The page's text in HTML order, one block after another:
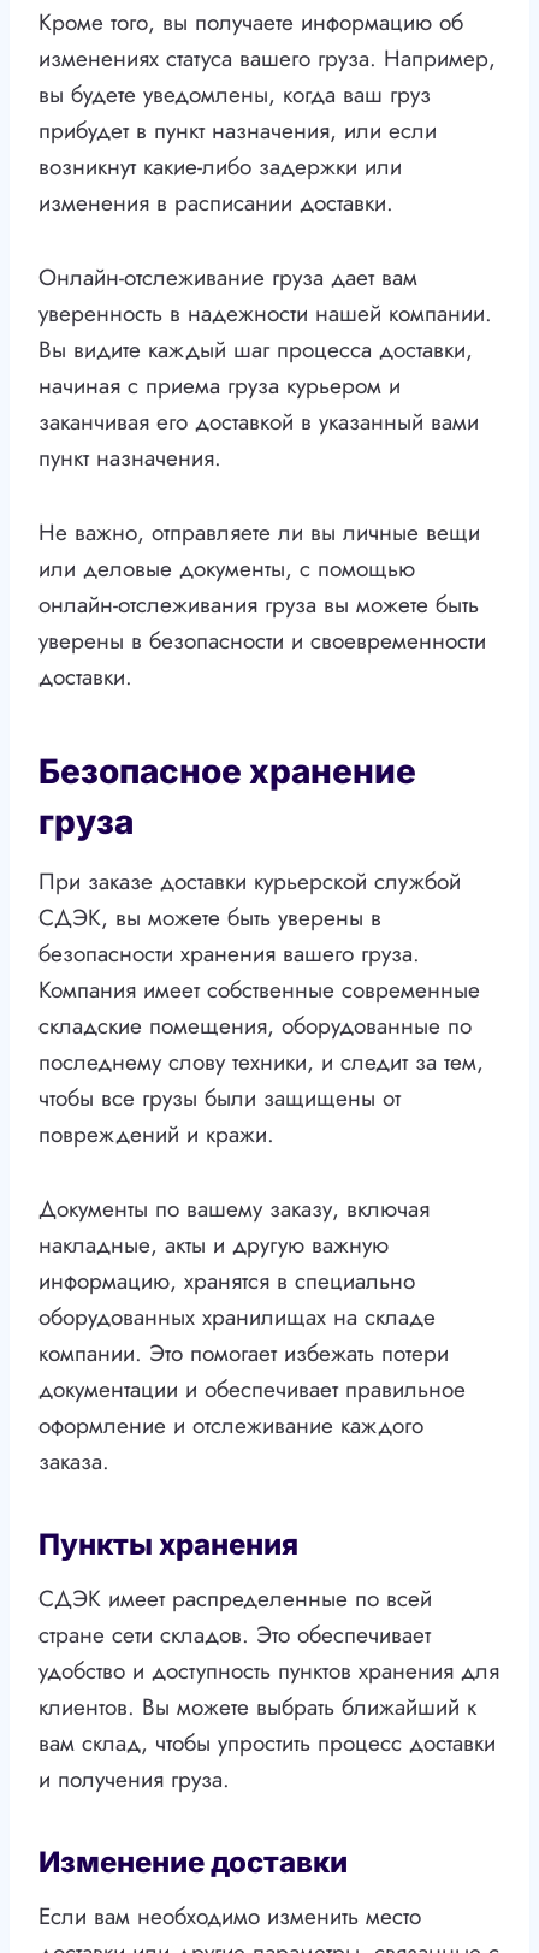
Кроме того, вы получаете информацию об
изменениях статуса вашего груза. Например,
вы будете уведомлены, когда ваш груз
прибудет в пункт назначения, или если
возникнут какие-либо задержки или
изменения в расписании доставки.
Онлайн-отслеживание груза дает вам
уверенность в надежности нашей компании.
Вы видите каждый шаг процесса доставки,
начиная с приема груза курьером и
заканчивая его доставкой в указанный вами
пункт назначения.
Не важно, отправляете ли вы личные вещи
или деловые документы, с помощью
онлайн-отслеживания груза вы можете быть
уверены в безопасности и своевременности
доставки.
Безопасное хранение
груза
При заказе доставки курьерской службой
СДЭК, вы можете быть уверены в
безопасности хранения вашего груза.
Компания имеет собственные современные
складские помещения, оборудованные по
последнему слову техники, и следит за тем,
чтобы все грузы были защищены от
повреждений и кражи.
Документы по вашему заказу, включая
накладные, акты и другую важную
информацию, хранятся в специально
оборудованных хранилищах на складе
компании. Это помогает избежать потери
документации и обеспечивает правильное
оформление и отслеживание каждого
заказа.
Пункты хранения
СДЭК имеет распределенные по всей
стране сети складов. Это обеспечивает
удобство и доступность пунктов хранения для
клиентов. Вы можете выбрать ближайший к
вам склад, чтобы упростить процесс доставки
и получения груза.
Изменение доставки
Если вам необходимо изменить место